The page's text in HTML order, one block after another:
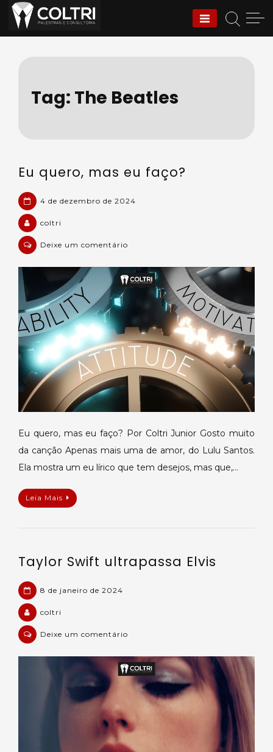
Skip
Coltri | Palestras e
Tag: The Beatles
Eu quero, mas eu faço?
4 de dezembro de 2024
coltri
Deixe um comentário
quero,
mas
Eu quero, mas eu faço? Por Coltri Junior Gosto muito
da canção Apenas mais uma de amor, do Lulu Santos.
Ela mostra um eu lírico que tem desejos, mas que,…
Leia Mais
Taylor Swift ultrapassa Elvis
8 de janeiro de 2024
coltri
Deixe um comentário
Swift
ultrapassa
Elvis